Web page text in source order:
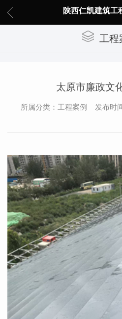
陕西仁凯建筑工
工程
太原市廉政文
所属分类：工程案例 发布时